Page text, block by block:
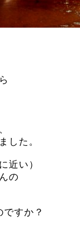
した。
近い）
の
すか？